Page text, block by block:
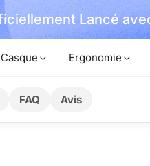
avec
Casque Ergonomie
FAQ Avis